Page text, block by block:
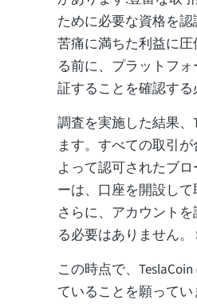
ために必要な資格を
苦痛に満ちた利益に
る前に、プラットフ
証することを確認す
調査を実施した結果、
ます。すべての取引
よって認可されたブ
ーは、口座を開設し
さらに、アカウント
る必要はありません。
この時点で、
ていることを願って